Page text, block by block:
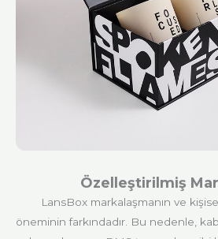
Özelleştirilmiş
LansBox markalaşmanın ve
öneminin farkındadır. Bu nedenle,